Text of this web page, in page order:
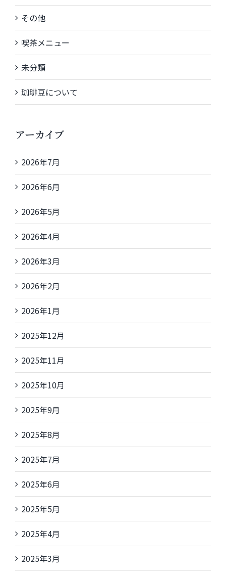
その他
喫茶メニュー
未分類
珈琲豆について
アーカイブ
2026年7月
2026年6月
2026年5月
2026年4月
2026年3月
2026年2月
2026年1月
2025年12月
2025年11月
2025年10月
2025年9月
2025年8月
2025年7月
2025年6月
2025年5月
2025年4月
2025年3月